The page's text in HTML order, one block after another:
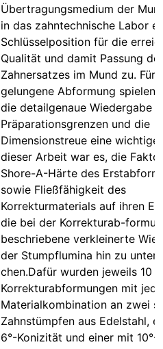
Übertragungsmedium der
in das zahntechnische Labor
Schlüsselposition für die
Qualität und damit Passung
Zahnersatzes im Mund zu. Für
gelungene Abformung spielen
die detailgenaue Wiedergabe
Präparationsgrenzen und die
Dimensionstreue eine wichtige
dieser Arbeit war es, die
Shore-A-Härte des
sowie Fließfähigkeit des
Korrekturmaterials auf ihren
die bei der Korrekturab-
beschriebene verkleinerte
der Stumpflumina hin zu
chen.Dafür wurden jeweils 10
Korrekturabformungen mit
Materialkombination an zwei
Zahnstümpfen aus Edelstahl,
6°-Konizität und einer mit 10°-